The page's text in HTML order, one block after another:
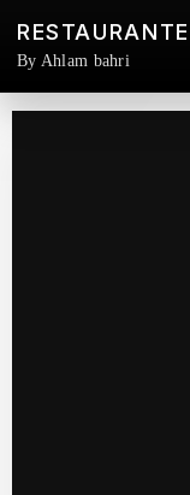
By Ahlam bahri